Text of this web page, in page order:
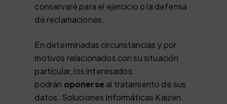
conservaré para el ejercicio o la defensa
de reclamaciones.
En determinadas circunstancias y por
motivos relacionados con su situación
particular, los interesados
podrán oponerse al tratamiento de sus
datos. Soluciones Informáticas Kaizen